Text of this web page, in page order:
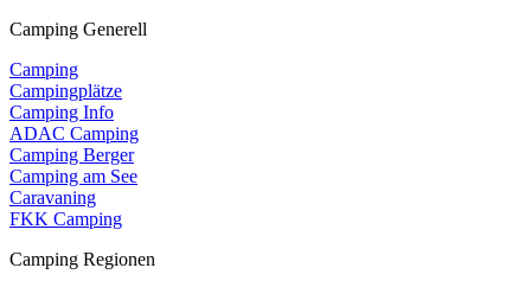
Camping Generell
Camping
Campingplätze
Camping Info
ADAC Camping
Camping Berger
Camping am See
Caravaning
FKK Camping
Camping Regionen